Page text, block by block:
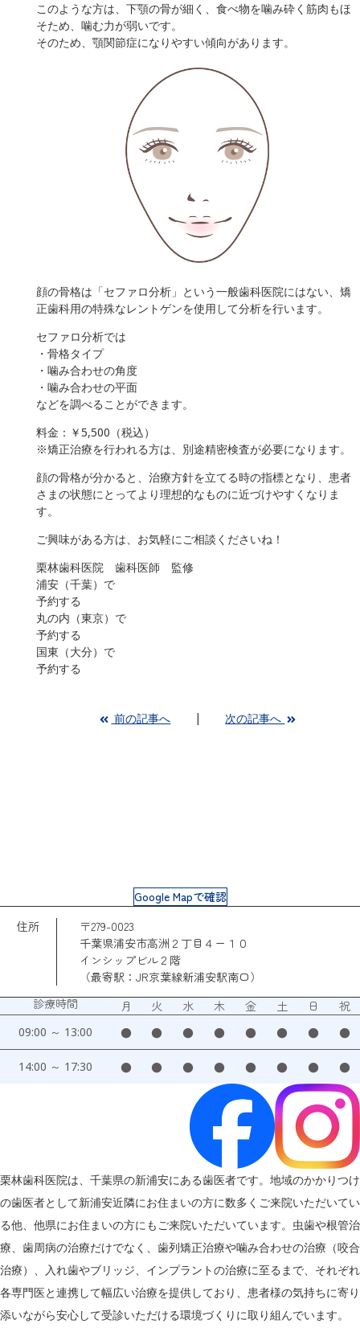
このような方は、下顎の骨が細く、食べ物を噛み砕く筋肉もほ
そため、噛む力が弱いです。
そのため、顎関節症になりやすい傾向があります。
顔の骨格は「セファロ分析」という一般歯科医院にはない、矯
正歯科用の特殊なレントゲンを使用して分析を行います。
セファロ分析では
・骨格タイプ
・噛み合わせの角度
・噛み合わせの平面
などを調べることができます。
料金：￥5,500（税込）
※矯正治療を行われる方は、別途精密検査が必要になります。
顔の骨格が分かると、治療方針を立てる時の指標となり、患者
さまの状態にとってより理想的なものに近づけやすくなりま
す。
ご興味がある方は、お気軽にご相談くださいね！
栗林歯科医院 歯科医師 監修
浦安（千葉）で
予約する
丸の内（東京）で
予約する
国東（大分）で
予約する
前の記事へ 次の記事へ
Google Mapで確認
住所
〒279-0023
千葉県浦安市高洲２丁目４ー１０
インシップビル２階
（最寄駅：JR京葉線新浦安駅南口）
診療時間
月 火 水 木 金 土 日 祝
09:00 ～ 13:00 ● ● ● ● ● ● ● ●
14:00 ～ 17:30 ● ● ● ● ● ● ● ●
栗林歯科医院は、千葉県の新浦安にある歯医者です。地域のかかりつけ
の歯医者として新浦安近隣にお住まいの方に数多くご来院いただいてい
る他、他県にお住まいの方にもご来院いただいています。虫歯や根管治
療、歯周病の治療だけでなく、歯列矯正治療や噛み合わせの治療（咬合
治療）、入れ歯やブリッジ、インプラントの治療に至るまで、それぞれ
各専門医と連携して幅広い治療を提供しており、患者様の気持ちに寄り
添いながら安心して受診いただける環境づくりに取り組んでいます。